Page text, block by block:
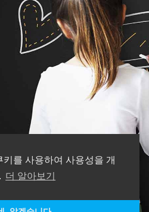
키를 사용하여 사용성을 개
더 알아보기